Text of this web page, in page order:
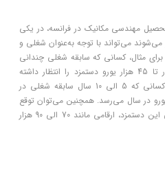
مهندسی مکانیک در فرانسه، در یکی
می‌تواند با توجه به‌عنوان شغلی و
مثال، کسانی که سابقه شغلی چندانی
ندارند می‌توانند سالانه بین 35 هزار تا 45 هزار یورو دستمزد را انتظار داشته
باشند؛ درصورتی‌که این حقوق برای کسانی که 5 الی 10 سال سابقه شغلی در
دارند، به 65 هزار یورو در سال می‌رسد. همچنین می‌توان توقع
داشت که با بیشترشدن سابقه شغلی این دستمزد، ارقامی مانند 70 الی 90 هزار